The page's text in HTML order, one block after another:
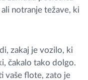
notranje težave, ki
zakaj je vozilo, ki
čakalo tako dolgo.
vaše flote, zato je